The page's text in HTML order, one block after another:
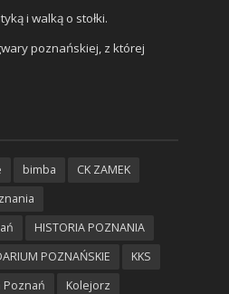
i walką o stołki.
poznańskiej, z której
bimba
CK ZAMEK
HISTORIA POZNANIA
POZNAŃSKIE
KKS
Poznań
Kolejorz